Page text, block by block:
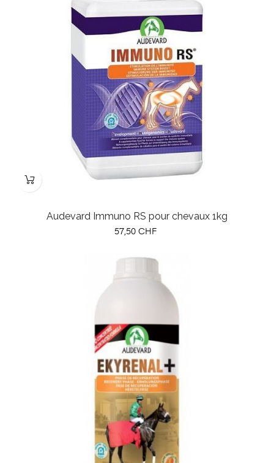
Audevard Immuno RS pour chevaux 1kg
Prix
57,50 CHF